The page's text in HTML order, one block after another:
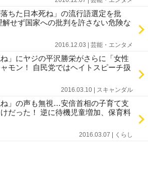
ちた日本死ね」の流行語選定を批
せず国家への批判を許さない危険な
2016.12.03 | 芸能・エンタメ
」にヤジの平沢勝栄がさらに「女性
モン！ 自民党ではヘイトスピーチ扱
2016.03.10 | スキャンダル
ね」の声も無視…安倍首相の子育て支
だった！ 逆に待機児童増加、保育料
2016.03.07 | くらし